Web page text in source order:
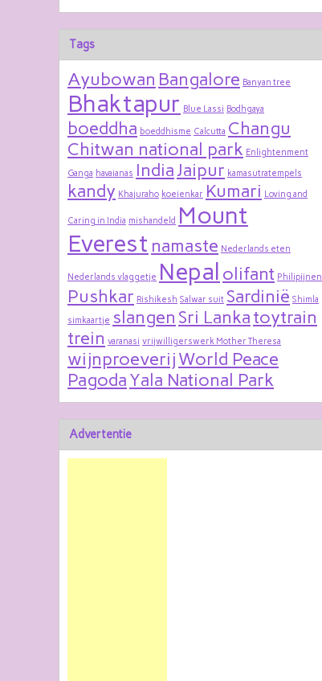
Tags
Ayubowan Bangalore Banyan tree
Bhaktapur Blue Lassi Bodhgaya
boeddha boeddhisme Calcutta Changu
Chitwan national park Enlightenment
Ganga havaianas IndiaJaipur kamasutratempels
kandy Khajuraho koeienkar Kumari Loving and
Caring in India mishandeld Mount
Everest namaste Nederlands eten
Nederlands vlaggetje Nepal olifant Philipijnen
Pushkar Rishikesh Salwar suit Sardinië Shimla
simkaartje slangen Sri Lankatoytrain
trein varanasi vrijwilligerswerk Mother Theresa
wijnproeverijWorld Peace
PagodaYala National Park
Advertentie